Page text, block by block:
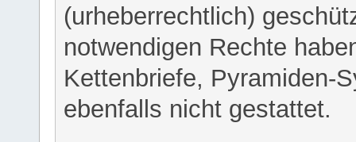
(urheberrechtlich)
notwendigen Rechte
Kettenbriefe, Pyramiden-
ebenfalls nicht gestattet.